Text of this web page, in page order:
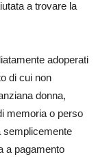
a trovare la
adoperati
di cui non
donna,
memoria o perso
semplicemente
a pagamento